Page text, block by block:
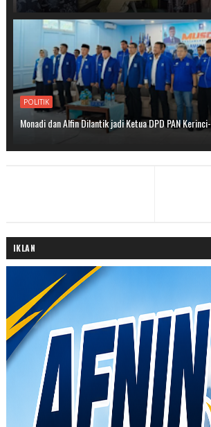
POLITIK
Monadi dan Alfin Dilantik jadi Ketua DPD PAN
IKLAN